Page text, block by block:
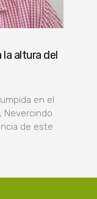
la altura del
en el
Nevercindo
de este